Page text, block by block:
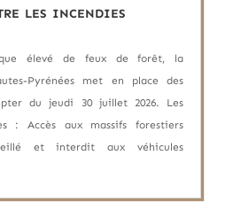
les incendies
élevé de feux de forêt, la
Pyrénées met en place des
du jeudi 30 juillet 2026. Les
: Accès aux massifs forestiers
et interdit aux véhicules